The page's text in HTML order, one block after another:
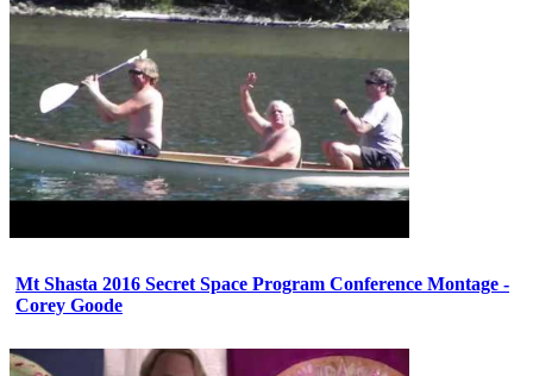
Mt Shasta 2016 Secret Space Program Conference Montage -
Corey Goode